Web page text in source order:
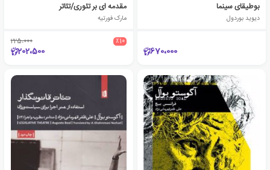
بوطیقای سینما
دیوید بوردول
670،000
مقدمه ای بر تئوری/تئاتر
مارک فورتیه
٪10 225،000
202،500